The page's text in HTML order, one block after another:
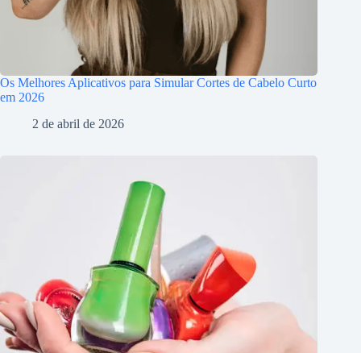
Os Melhores Aplicativos para Simular Cortes de Cabelo Curto
em 2026
2 de abril de 2026